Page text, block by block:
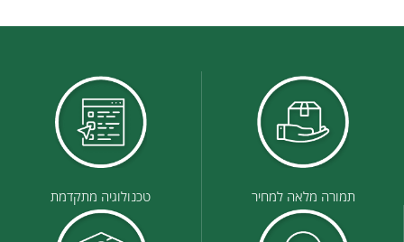
תמורה מלאה למחיר טכנולוגיה מתקדמת